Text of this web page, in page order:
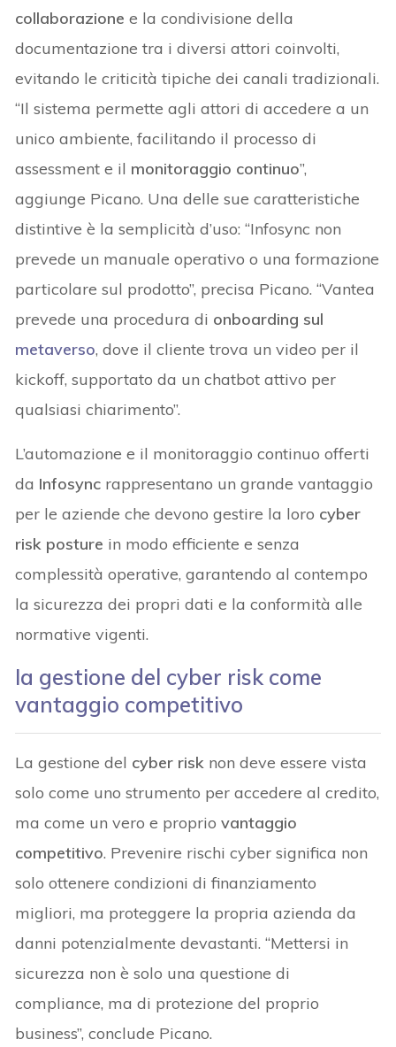
collaborazione e la condivisione della
documentazione tra i diversi attori coinvolti,
evitando le criticità tipiche dei canali tradizionali.
“Il sistema permette agli attori di accedere a un
unico ambiente, facilitando il processo di
assessment e il monitoraggio continuo”,
aggiunge Picano. Una delle sue caratteristiche
distintive è la semplicità d’uso: “Infosync non
prevede un manuale operativo o una formazione
particolare sul prodotto”, precisa Picano. “Vantea
prevede una procedura di onboarding sul
metaverso, dove il cliente trova un video per il
kickoff, supportato da un chatbot attivo per
qualsiasi chiarimento”.
L’automazione e il monitoraggio continuo offerti
da Infosync rappresentano un grande vantaggio
per le aziende che devono gestire la loro cyber
risk posture in modo efficiente e senza
complessità operative, garantendo al contempo
la sicurezza dei propri dati e la conformità alle
normative vigenti.
Ia gestione del cyber risk come
vantaggio competitivo
La gestione del cyber risk non deve essere vista
solo come uno strumento per accedere al credito,
ma come un vero e propriovantaggio
competitivo. Prevenire rischi cyber significa non
solo ottenere condizioni di finanziamento
migliori, ma proteggere la propria azienda da
danni potenzialmente devastanti. “Mettersi in
sicurezza non è solo una questione di
compliance, ma di protezione del proprio
business”, conclude Picano.